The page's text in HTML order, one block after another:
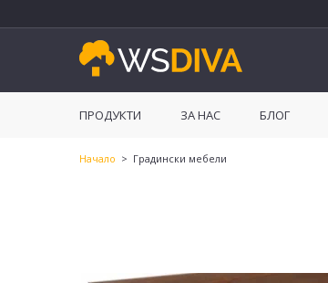
ПРОДУКТИ ЗА НАС БЛОГ
Начало > Градински мебели